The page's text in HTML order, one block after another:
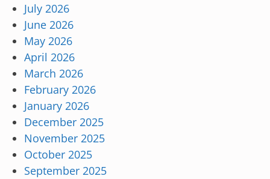
July 2026
June 2026
May 2026
April 2026
March 2026
February 2026
January 2026
December 2025
November 2025
October 2025
September 2025